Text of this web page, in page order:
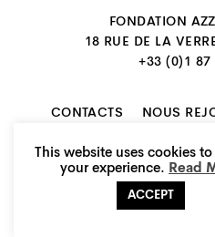
FONDATION
18 RUE DE LA
+33 (0)1 87
CONTACTS NOUS
FR
This website uses cookies
your experience. Read
ACCEPT